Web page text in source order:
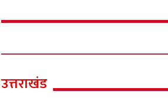
उत्तराखंड